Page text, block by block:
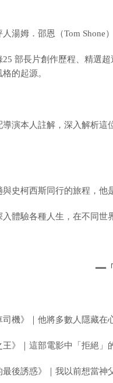
人湯姆．邵恩（Tom Shone
25 部長片創作歷程、精選
的起源。
導演本人註解，深入解析
與史柯西斯同行的旅程，他
入體驗各種人生，在不同世
━━
司機》｜他將多數人隱藏在
王》｜這部電影中「拒絕
最後誘惑》｜我以前想當